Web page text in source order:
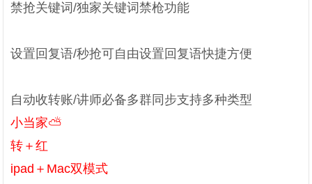
禁抢关键词/独家关键词禁枪功能
设置回复语/秒抢可自由设置回复语快捷方便
自动收转账/讲师必备多群同步支持多种类型
小当家⛅️
转＋红
ipad＋Mac双模式